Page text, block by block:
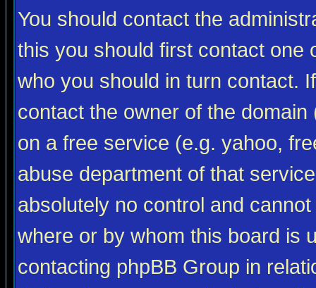
You should contact the
this you should first contact one
who you should in turn contact.
contact the owner of the
on a free service (e.g. yahoo,
abuse department of that
absolutely no control and
where or by whom this board is
contacting phpBB Group in